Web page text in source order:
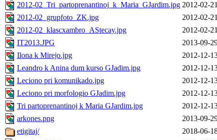
2012-02_Tri_partoprenantinoj_k_Maria_GJardim.jpg 2012-02-
2012-02_grupfoto_ZK.jpg
2012-02-
2012-02_klascxambro_AStecay.jpg
2012-02-
IT2013.JPG
2013-09-
Ilona k Mirejo.jpg
2012-12-
Leandro k Anina dum kurso GJadim.jpg
2012-12-
Leciono pri komunikado.jpg
2012-12-
Leciono pri morfologio GJadim.jpg
2012-12-
Tri partoprenantinoj k Maria GJardim.jpg
2012-12-
arkones.png
2013-09-
etigitaj/
2018-06-